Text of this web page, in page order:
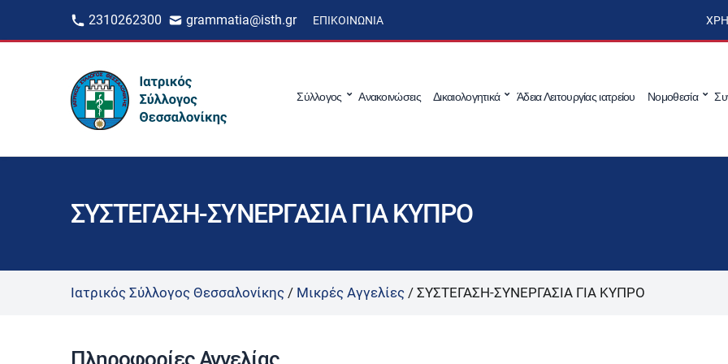
2310262300 grammatia@isth.gr ΕΠΙΚΟΙΝΩΝΊΑ
Σύλλογος Ανακοινώσεις Δικαιολογητικά Άδεια Λειτουργίας ιατρείου Νομοθεσία
ΣΥΣΤΕΓΑΣΗ-ΣΥΝΕΡΓΑΣΙΑ ΓΙΑ ΚΥΠΡΟ
Ιατρικός Σύλλογος Θεσσαλονίκης / Μικρές Αγγελίες / ΣΥΣΤΕΓΑΣΗ-ΣΥΝΕΡΓΑΣΙΑ ΓΙΑ ΚΥΠΡΟ
Πληροφορίες Αγγελίας